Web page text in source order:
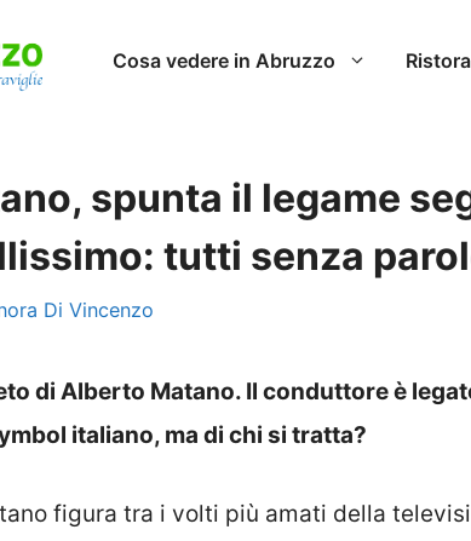
Cosa vedere in Abruzzo
spunta il legame
tutti senza
Di Vincenzo
di Alberto Matano. Il conduttore è
italiano, ma di chi si tratta?
figura tra i volti più amati della